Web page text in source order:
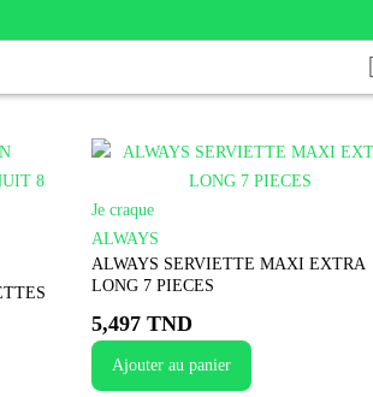
Je craque
ALWAYS
ALWAYS SERVIETTE MAXI EXTRA
LONG 7 PIECES
5,497 TND
Ajouter au panier